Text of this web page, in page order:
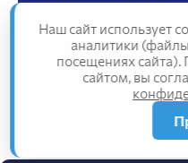
Сведения об
Политика
Наш сайт использует
аналитики
посещениях сайта).
сайтом, вы